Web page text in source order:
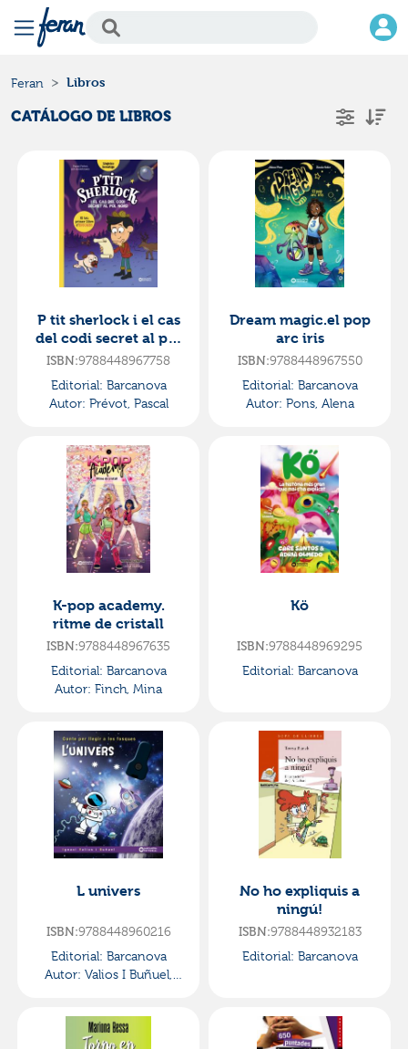
Feran Libros
CATÁLOGO DE LIBROS
P tit sherlock i el cas
del codi secret al pol
nord
ISBN:9788448967758
Editorial: Barcanova
Autor: Prévot, Pascal
Dream magic.el pop
arc iris
ISBN:9788448967550
Editorial: Barcanova
Autor: Pons, Alena
K-pop academy.
ritme de cristall
ISBN:9788448967635
Editorial: Barcanova
Autor: Finch, Mina
Kö
ISBN:9788448969295
Editorial: Barcanova
L univers
ISBN:9788448960216
Editorial: Barcanova
Autor: Valios I Buñuel,
No ho expliquis a
ningú!
ISBN:9788448932183
Editorial: Barcanova